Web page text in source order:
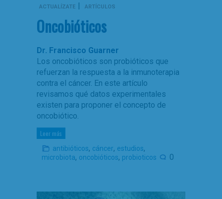
ACTUALÍZATE | ARTÍCULOS
Oncobióticos
Dr. Francisco Guarner
Los oncobióticos son probióticos que
refuerzan la respuesta a la inmunoterapia
contra el cáncer. En este artículo
revisamos qué datos experimentales
existen para proponer el concepto de
oncobiótico.
Leer más
antibióticos, cáncer, estudios,
microbiota, oncobióticos, probioticos 0